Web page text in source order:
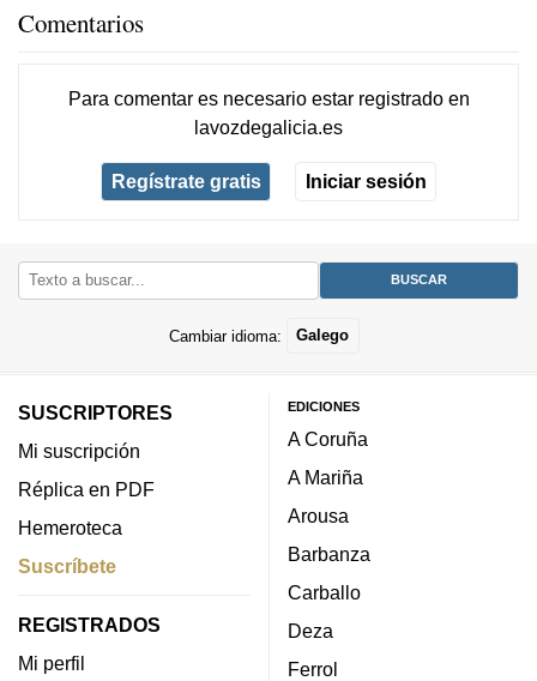
Comentarios
Para comentar es necesario estar registradoen
lavozdegalicia.es
Regístrate gratis Iniciar sesión
Cambiar idioma: Galego
SUSCRIPTORES
Mi suscripción
Réplica en PDF
Hemeroteca
Suscríbete
REGISTRADOS
Mi perfil
EDICIONES
A Coruña
A Mariña
Arousa
Barbanza
Carballo
Deza
Ferrol